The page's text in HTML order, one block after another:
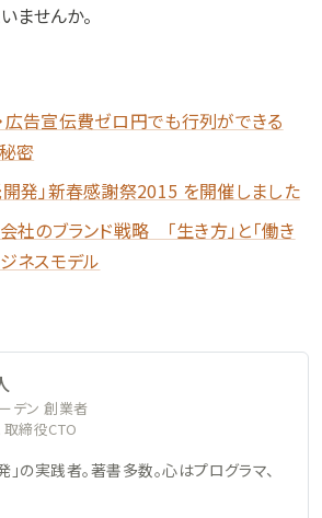
ませんか。
広告宣伝費ゼロ円でも行列ができる
密
発」新春感謝祭2015 を開催しました
社のブランド戦略 「生き方」と「働き
ネスモデル
デン 創業者
取締役CTO
の実践者。著書多数。心はプログラマ、